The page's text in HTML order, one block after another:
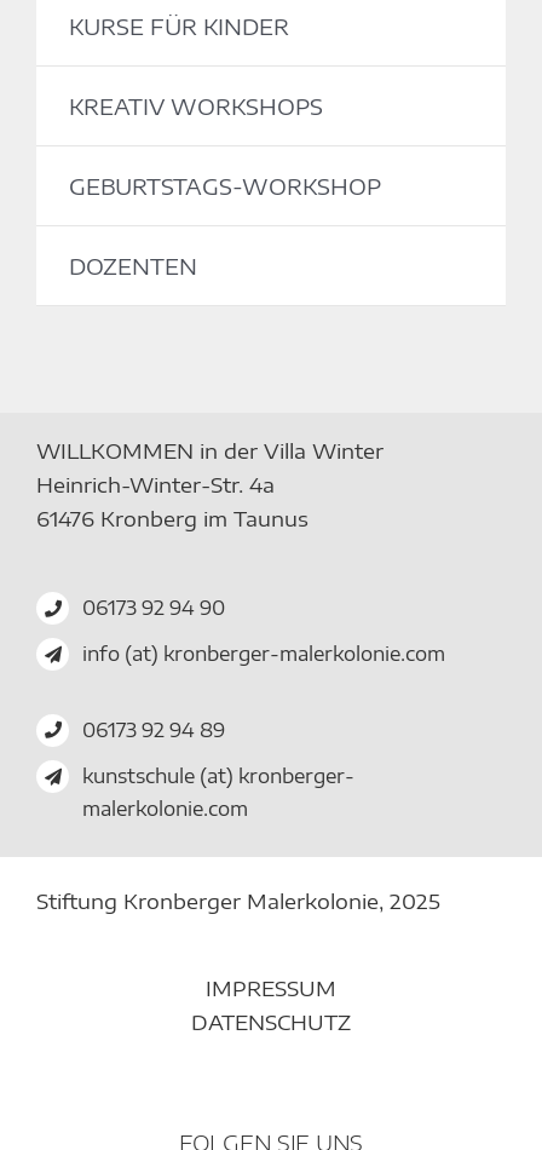
KURSE FÜR KINDER
KREATIV WORKSHOPS
GEBURTSTAGS-WORKSHOP
DOZENTEN
WILLKOMMEN in der Villa Winter
Heinrich-Winter-Str. 4a
61476 Kronberg im Taunus
06173 92 94 90
info (at) kronberger-malerkolonie.com
06173 92 94 89
kunstschule (at) kronberger-
malerkolonie.com
Stiftung Kronberger Malerkolonie, 2025
IMPRESSUM
DATENSCHUTZ
FOLGEN SIE UNS